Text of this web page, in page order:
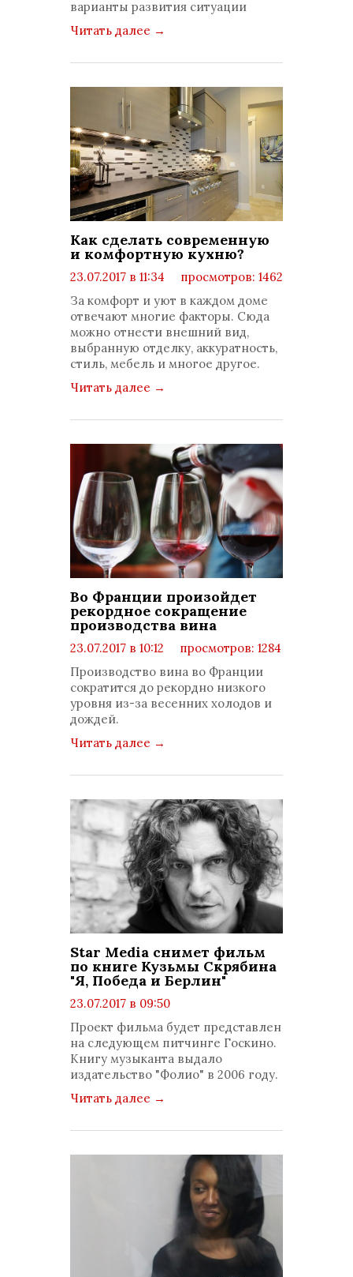
варианты развития ситуации
Читать далее →
Как сделать современную
и комфортную кухню?
23.07.2017 в 11:34
просмотров: 1462
комментариев: 0
За комфорт и уют в каждом доме
отвечают многие факторы. Сюда
можно отнести внешний вид,
выбранную отделку, аккуратность,
стиль, мебель и многое другое.
Читать далее →
Во Франции произойдет
рекордное сокращение
производства вина
23.07.2017 в 10:12
просмотров: 1284
Производство вина во Франции
сократится до рекордно низкого
уровня из-за весенних холодов и
дождей.
Читать далее →
Star Media снимет фильм
по книге Кузьмы Скрябина
"Я, Победа и Берлин"
23.07.2017 в 09:50
просмотров: 1276
комментариев: 0
Проект фильма будет представлен
на следующем питчинге Госкино.
Книгу музыканта выдало
издательство "Фолио" в 2006 году.
Читать далее →